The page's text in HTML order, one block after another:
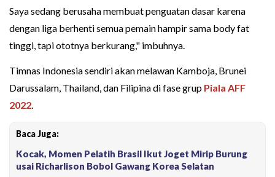
Saya sedang berusaha membuat penguatan dasar karena
dengan liga berhenti semua pemain hampir sama body fat
tinggi, tapi ototnya berkurang," imbuhnya.
Timnas Indonesia sendiri akan melawan Kamboja, Brunei
Darussalam, Thailand, dan Filipina di fase grup Piala AFF
2022
Baca Juga:
Kocak, Momen Pelatih Brasil Ikut Joget Mirip Burung
usai Richarlison Bobol Gawang Korea Selatan